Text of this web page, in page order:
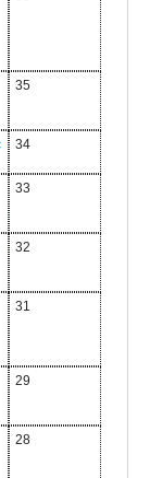
35
34
33
32
31
29
28